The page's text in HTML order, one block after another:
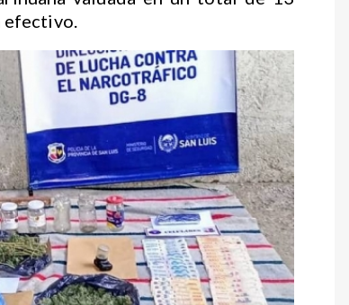
efectivo.